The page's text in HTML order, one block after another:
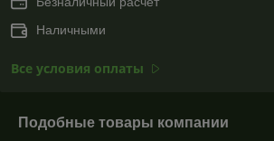
Наличными
Все условия оплаты
Подобные товары компании